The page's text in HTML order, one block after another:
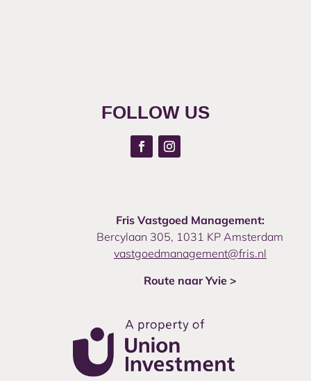
FOLLOW US
Fris Vastgoed Management:
Bercylaan 305, 1031 KP Amsterdam
vastgoedmanagement@fris.nl
Route naar Yvie >